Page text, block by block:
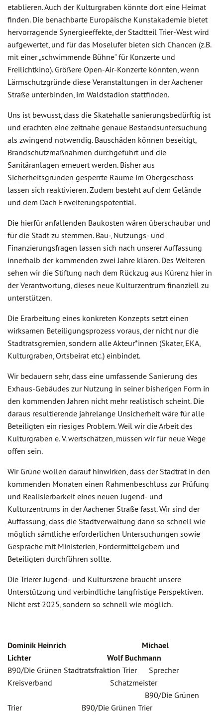
etablieren. Auch der Kulturgraben könnte dort eine Heimat
finden. Die benachbarte Europäische Kunstakademie bietet
hervorragende Synergieeffekte, der Stadtteil Trier-West wird
aufgewertet, und für das Moselufer bieten sich Chancen (z.B.
mit einer „schwimmende Bühne“ für Konzerte und
Freilichtkino). Größere Open-Air-Konzerte könnten, wenn
Lärmschutzgründe diese Veranstaltungen in der Aachener
Straße unterbinden, im Waldstadion stattfinden.
Uns ist bewusst, dass die Skatehalle sanierungsbedürftig ist
und erachten eine zeitnahe genaue Bestandsuntersuchung
als zwingend notwendig. Bauschäden können beseitigt,
Brandschutzmaßnahmen durchgeführt und die
Sanitäranlagen erneuert werden. Bisher aus
Sicherheitsgründen gesperrte Räume im Obergeschoss
lassen sich reaktivieren. Zudem besteht auf dem Gelände
und dem Dach Erweiterungspotential.
Die hierfür anfallenden Baukosten wären überschaubar und
für die Stadt zu stemmen. Bau-, Nutzungs- und
Finanzierungsfragen lassen sich nach unserer Auffassung
innerhalb der kommenden zwei Jahre klären. Des Weiteren
sehen wir die Stiftung nach dem Rückzug aus Kürenz hier in
der Verantwortung, dieses neue Kulturzentrum finanziell zu
unterstützen.
Die Erarbeitung eines konkreten Konzepts setzt einen
wirksamen Beteiligungsprozess voraus, der nicht nur die
Stadtratsgremien, sondern alle Akteur*innen (Skater, EKA,
Kulturgraben, Ortsbeirat etc.) einbindet.
Wir bedauern sehr, dass eine umfassende Sanierung des
Exhaus-Gebäudes zur Nutzung in seiner bisherigen Form in
den kommenden Jahren nicht mehr realistisch scheint. Die
daraus resultierende jahrelange Unsicherheit wäre für alle
Beteiligten ein riesiges Problem. Weil wir die Arbeit des
Kulturgraben e. V. wertschätzen, müssen wir für neue Wege
offen sein.
Wir Grüne wollen darauf hinwirken, dass der Stadtrat in den
kommenden Monaten einen Rahmenbeschluss zur Prüfung
und Realisierbarkeit eines neuen Jugend- und
Kulturzentrums in der Aachener Straße fasst. Wir sind der
Auffassung, dass die Stadtverwaltung dann so schnell wie
möglich sämtliche erforderlichen Untersuchungen sowie
Gespräche mit Ministerien, Fördermittelgebern und
Beteiligten durchführen sollte.
Die Trierer Jugend- und Kulturszene braucht unsere
Unterstützung und verbindliche langfristige Perspektiven.
Nicht erst 2025, sondern so schnell wie möglich.
Dominik Heinrich Michael
Lichter Wolf Buchmann
B90/Die Grünen Stadtratsfraktion Trier Sprecher
Kreisverband Schatzmeister
B90/Die Grünen
Trier B90/Die Grünen Trier